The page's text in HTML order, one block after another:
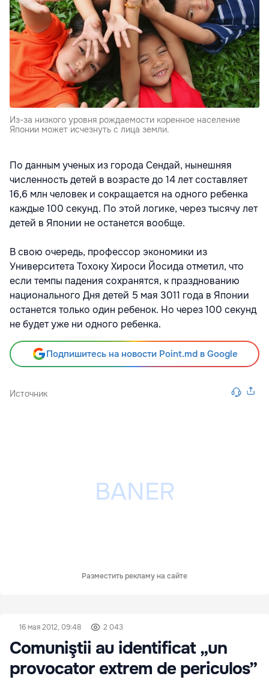
Из-за низкого уровня рождаемости коренное население
Японии может исчезнуть с лица земли.
По данным ученых из города Сендай, нынешняя
численность детей в возрасте до 14 лет составляет
16,6 млн человек и сокращается на одного ребенка
каждые 100 секунд. По этой логике, через тысячу лет
детей в Японии не останется вообще.
В свою очередь, профессор экономики из
Университета Тохоку Хироси Йосида отметил, что
если темпы падения сохранятся, к празднованию
национального Дня детей 5 мая 3011 года в Японии
останется только один ребенок. Но через 100 секунд
не будет уже ни одного ребенка.
Подпишитесь на новости Point.md в Google
Источник
Разместить рекламу на сайте
16 мая 2012, 09:48 2 043
Comuniştii au identificat „un
provocator extrem de periculos”